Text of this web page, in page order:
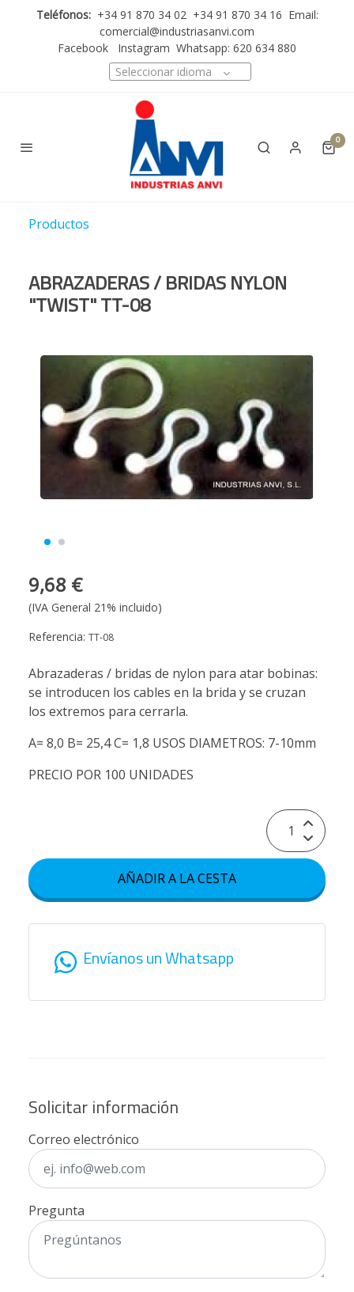
Teléfonos: +34 91 870 34 02 +34 91 870 34 16 Email:
comercial@industriasanvi.com
Facebook
Instagram Whatsapp: 620 634 880
Seleccionar idioma
0
Productos
ABRAZADERAS / BRIDAS NYLON
"TWIST" TT-08
9,68 €
(IVA General 21% incluido)
Referencia: TT-08
Abrazaderas / bridas de nylon para atar bobinas:
se introducen los cables en la brida y se cruzan
los extremos para cerrarla.
A= 8,0 B= 25,4 C= 1,8 USOS DIAMETROS: 7-10mm
PRECIO POR 100 UNIDADES
AÑADIR A LA CESTA
Envíanos un Whatsapp
Solicitar información
Correo electrónico
Pregunta